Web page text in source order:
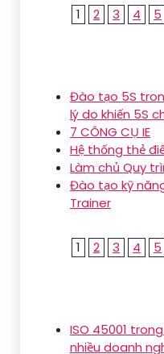
1 2 3 4 5
Đào tạo 5S
lý do khiến 5S
7 CÔNG CỤ IE
Hệ thống thẻ
Làm chủ Quy
Đào tạo kỹ
Trainer
1 2 3 4 5
ISO 45001
nhiều doanh